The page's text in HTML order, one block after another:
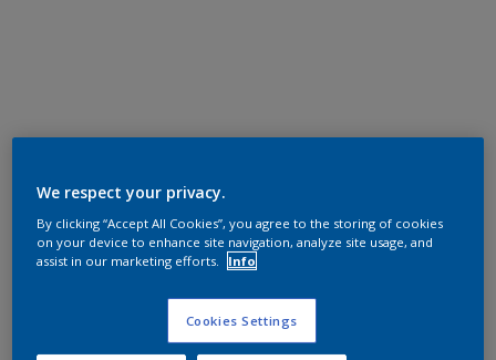
We respect your privacy.
By clicking “Accept All Cookies”, you agree to the storing of cookies
on your device to enhance site navigation, analyze site usage, and
assist in our marketing efforts.
Info
Cookies Settings